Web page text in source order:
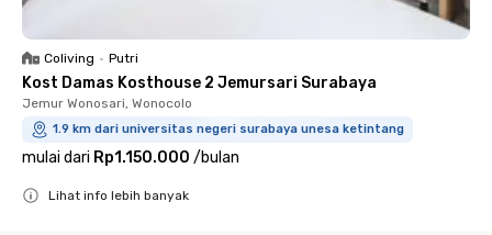
Coliving • Putri
Kost Damas Kosthouse 2 Jemursari Surabaya
Jemur Wonosari, Wonocolo
1.9 km dari universitas negeri surabaya unesa ketintang
mulai dari Rp1.150.000 /bulan
Lihat info lebih banyak